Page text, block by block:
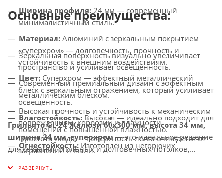
Ширина профиля: 24 мм — современный
минималистичный стиль.
Материал: Алюминий с зеркальным покрытием
«суперхром» — долговечность, прочность и
устойчивость к внешним воздействиям.
Цвет: Суперхром — эффектный металлический
блеск с зеркальным отражением, который усиливает
освещенность.
Влагостойкость: Высокая — идеально подходит для
помещений с повышенной влажностью.
Огнестойкость: Изготовлен из негорючих
материалов, соответствует современным стандартам
безопасности.
Основные преимущества:
Зеркальная поверхность визуально увеличивает
пространство и усиливает освещенность.
Современный премиальный дизайн с эффектным
металлическим блеском.
Высокая прочность и устойчивость к механическим
повреждениям, коррозии и влажности.
Простота ухода — поверхность легко очищается от
загрязнений и пыли.
Универсальное применение — идеально подходит
Грильято GL-24 Жалюзи 60x300 мм, высота 34 мм,
ширина 24 мм, суперхром— это идеальное решение
для создания стильных и долговечных потолков,
современный вид.